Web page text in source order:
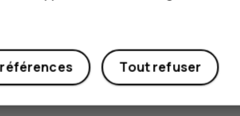
Tout refuser